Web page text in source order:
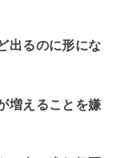
出るのに形にな
増えることを嫌